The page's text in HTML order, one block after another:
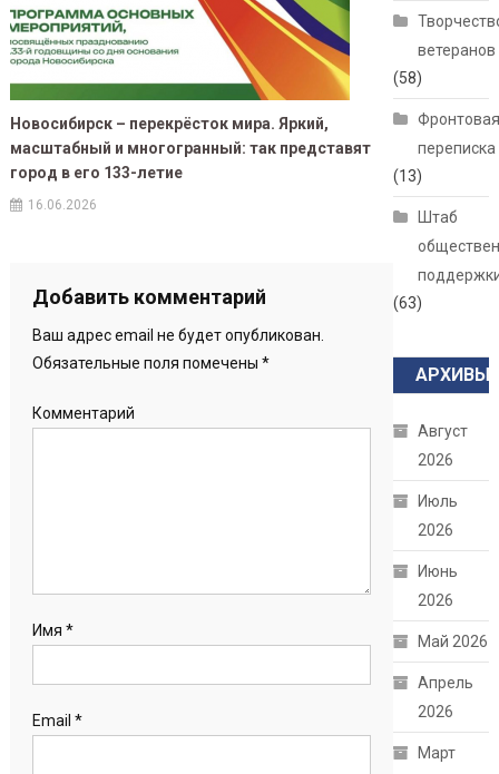
Новосибирск – перекрёсток мира. Яркий,
масштабный и многогранный: так представят
город в его 133-летие
16.06.2026
Добавить комментарий
Ваш адрес email не будет опубликован.
Обязательные поля помечены *
Комментарий
Имя *
Email *
ветеранов
(58)
переписка
(13)
Штаб
(63)
АРХИВЫ
Август
2026
Июль
2026
Июнь
2026
Май 2026
Апрель
2026
Март